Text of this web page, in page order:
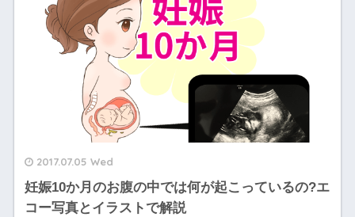
2017.07.05 Wed
妊娠10か月のお腹の中では何が起こっているの?エ
コー写真とイラストで解説